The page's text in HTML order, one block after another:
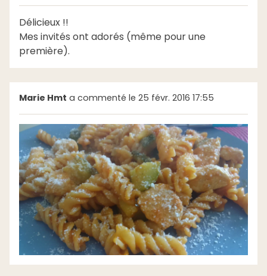
Délicieux !!
Mes invités ont adorés (même pour une
première).
Marie Hmt a commenté le 25 févr. 2016 17:55